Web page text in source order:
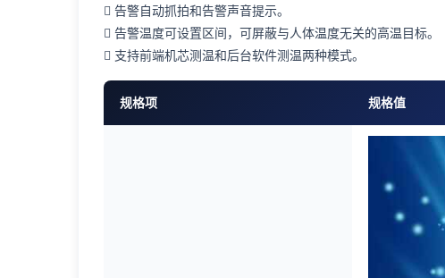
 告警自动抓拍和告警声音提示。
 告警温度可设置区间，可屏蔽与人体温度无关的高温目标。
 支持前端机芯测温和后台软件测温两种模式。
规格项 规格值